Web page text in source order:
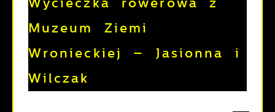
Wycieczka rowerowa z
Muzeum Ziemi
Wronieckiej – Jasionna i
Wilczak